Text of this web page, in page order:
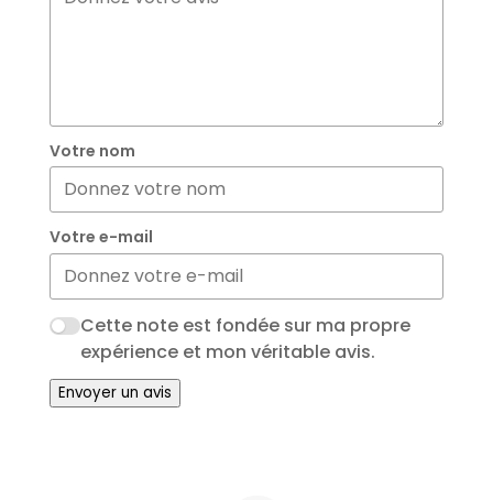
Votre nom
Votre e-mail
Cette note est fondée sur ma propre
expérience et mon véritable avis.
Envoyer un avis